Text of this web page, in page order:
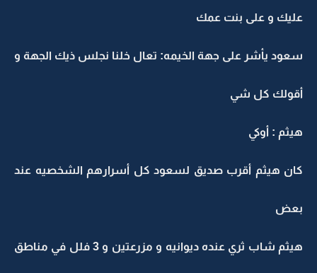
عليك و على بنت عمك
سعود يأشر على جهة الخيمه: تعال خلنا نجلس ذيك الجهة و
أقولك كل شي
هيثم : أوكي
كان هيثم أقرب صديق لسعود كل أسرارهم الشخصيه عند
بعض
هيثم شاب ثري عنده ديوانيه و مزرعتين و 3 فلل في مناطق